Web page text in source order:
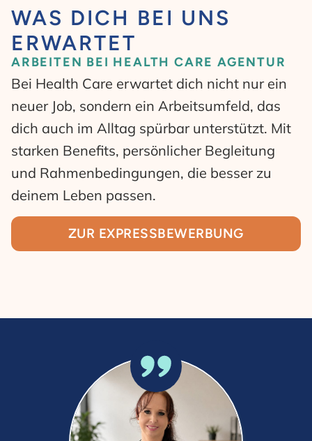
WAS DICH BEI UNS
ERWARTET
ARBEITEN BEI HEALTH CARE AGENTUR
Bei Health Care erwartet dich nicht nur ein
neuer Job, sondern ein Arbeitsumfeld, das
dich auch im Alltag spürbar unterstützt. Mit
starken Benefits, persönlicher Begleitung
und Rahmenbedingungen, die besser zu
deinem Leben passen.
ZUR EXPRESSBEWERBUNG